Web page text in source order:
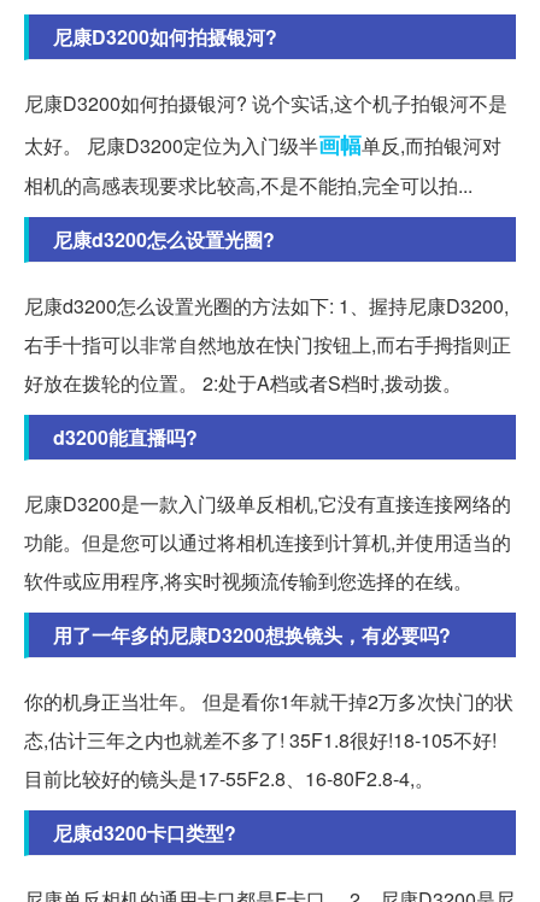
尼康D3200如何拍摄银河?
尼康D3200如何拍摄银河? 说个实话,这个机子拍银河不是
太好。 尼康D3200定位为入门级半画幅单反,而拍银河对
相机的高感表现要求比较高,不是不能拍,完全可以拍...
尼康d3200怎么设置光圈?
尼康d3200怎么设置光圈的方法如下: 1、握持尼康D3200,
右手十指可以非常自然地放在快门按钮上,而右手拇指则正
好放在拨轮的位置。 2:处于A档或者S档时,拨动拨。
d3200能直播吗?
尼康D3200是一款入门级单反相机,它没有直接连接网络的
功能。但是您可以通过将相机连接到计算机,并使用适当的
软件或应用程序,将实时视频流传输到您选择的在线。
用了一年多的尼康D3200想换镜头，有必要吗?
你的机身正当壮年。 但是看你1年就干掉2万多次快门的状
态,估计三年之内也就差不多了! 35F1.8很好!18-105不好!
目前比较好的镜头是17-55F2.8、16-80F2.8-4,。
尼康d3200卡口类型?